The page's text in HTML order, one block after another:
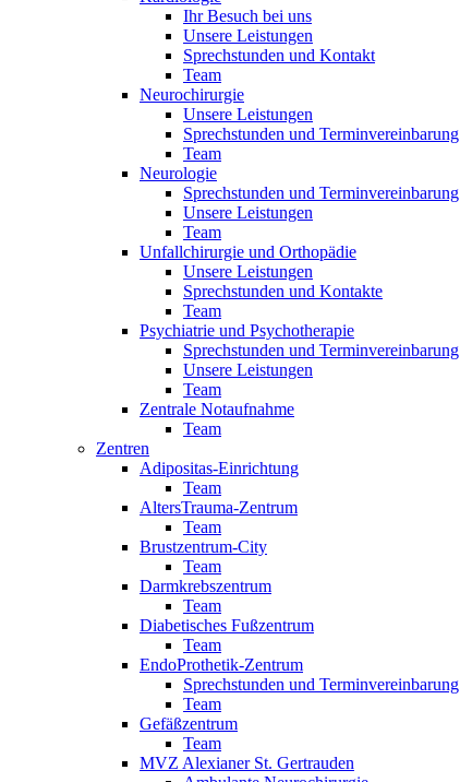
Ihr Besuch bei uns
Unsere Leistungen
Sprechstunden und Kontakt
Team
Neurochirurgie
Unsere Leistungen
Sprechstunden und Terminvereinbarung
Team
Neurologie
Sprechstunden und Terminvereinbarung
Unsere Leistungen
Team
Unfallchirurgie und Orthopädie
Unsere Leistungen
Sprechstunden und Kontakte
Team
Psychiatrie und Psychotherapie
Sprechstunden und Terminvereinbarung
Unsere Leistungen
Team
Zentrale Notaufnahme
Team
Zentren
Adipositas-Einrichtung
Team
AltersTrauma-Zentrum
Team
Brustzentrum-City
Team
Darmkrebszentrum
Team
Diabetisches Fußzentrum
Team
EndoProthetik-Zentrum
Sprechstunden und Terminvereinbarung
Team
Gefäßzentrum
Team
MVZ Alexianer St. Gertrauden